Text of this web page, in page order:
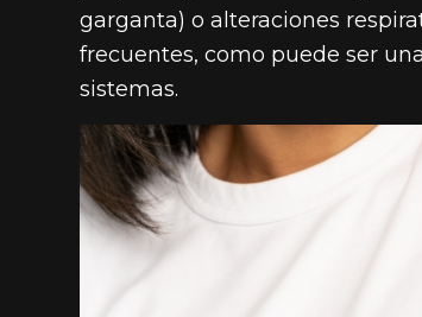
garganta) o alteraciones
frecuentes, como puede ser
sistemas.